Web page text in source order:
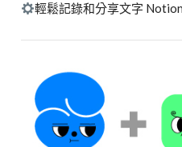
輕鬆記錄和分享文字